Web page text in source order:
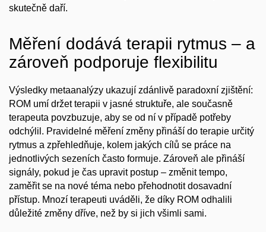
skutečně daří.
Měření dodává terapii rytmus – a
zároveň podporuje flexibilitu
Výsledky metaanalýzy ukazují zdánlivě paradoxní zjištění:
ROM umí držet terapii v jasné struktuře, ale současně
terapeuta povzbuzuje, aby se od ní v případě potřeby
odchýlil. Pravidelné měření změny přináší do terapie určitý
rytmus a zpřehledňuje, kolem jakých cílů se práce na
jednotlivých sezeních často formuje. Zároveň ale přináší
signály, pokud je čas upravit postup – změnit tempo,
zaměřit se na nové téma nebo přehodnotit dosavadní
přístup. Mnozí terapeuti uváděli, že díky ROM odhalili
důležité změny dříve, než by si jich všimli sami.